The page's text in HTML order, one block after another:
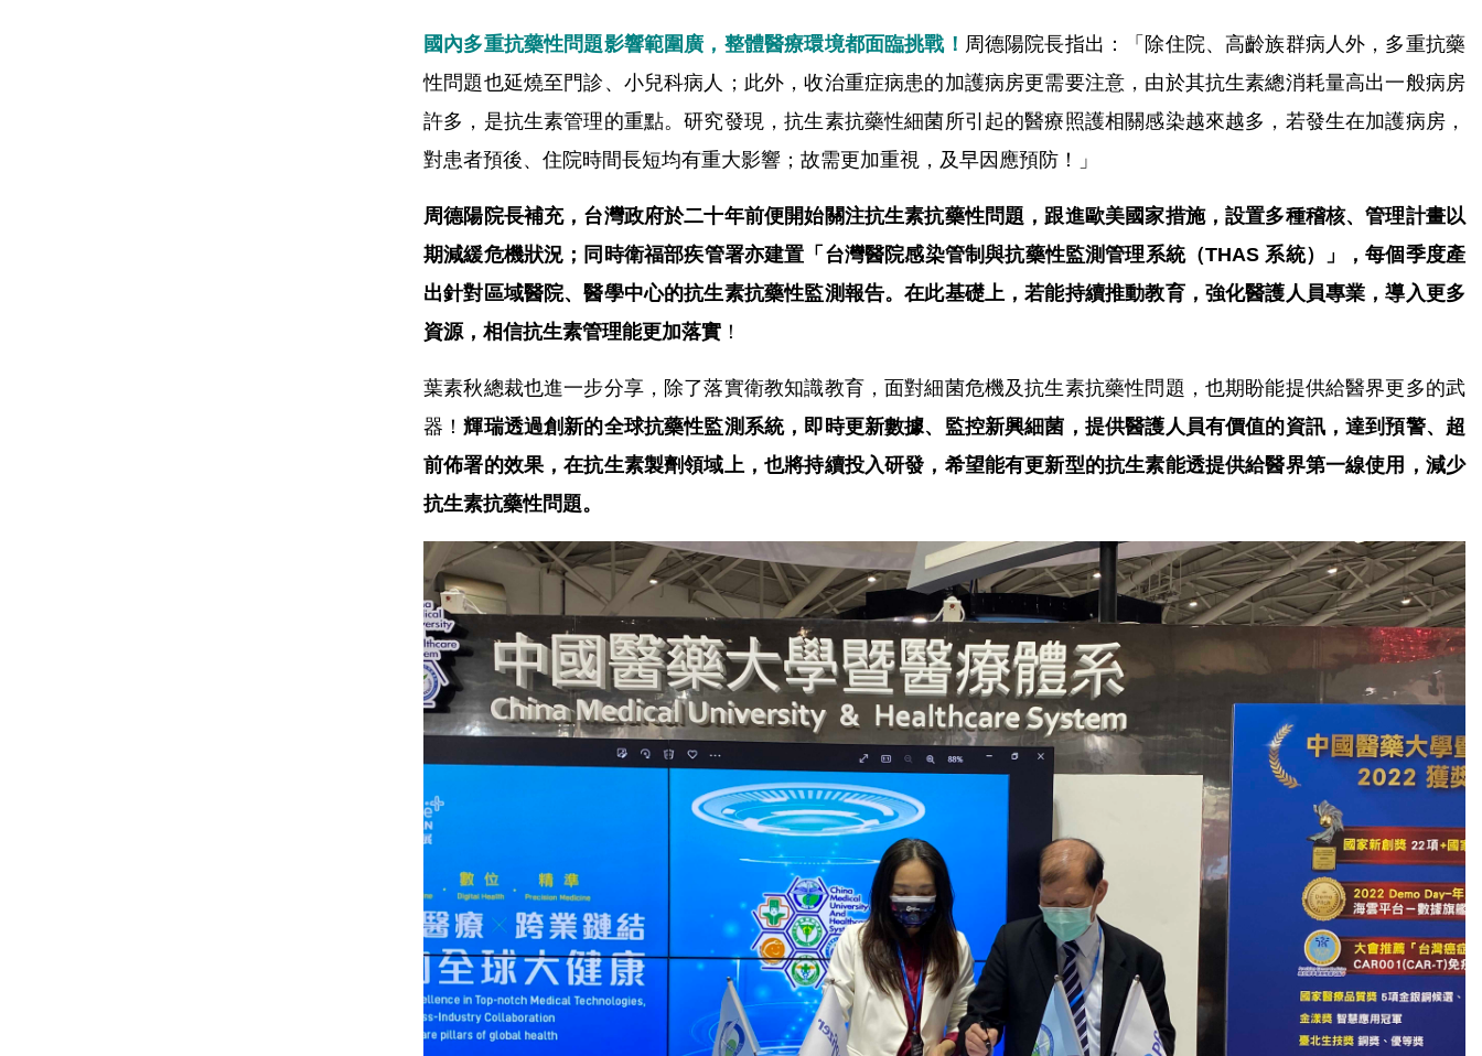
國內多重抗藥性問題影響範圍廣，整體醫療環境都面臨挑戰！ 周德陽院長指出：「除住院、高齡族群病人外，多重抗藥
性問題也延燒至門診、小兒科病人；此外，收治重症病患的加護病房更需要注意，由於其抗生素總消耗量高出一般病房
許多，是抗生素管理的重點。研究發現，抗生素抗藥性細菌所引起的醫療照護相關感染越來越多，若發生在加護病房，
對患者預後、住院時間長短均有重大影響；故需更加重視，及早因應預防！」
周德陽院長補充，台灣政府於二十年前便開始關注抗生素抗藥性問題，跟進歐美國家措施，設置多種稽核、管理計畫以
期減緩危機狀況；同時衛福部疾管署亦建置「台灣醫院感染管制與抗藥性監測管理系統（THAS 系統）」，每個季度產
出針對區域醫院、醫學中心的抗生素抗藥性監測報告。在此基礎上，若能持續推動教育，強化醫護人員專業，導入更多
資源，相信抗生素管理能更加落實 ！
葉素秋總裁也進一步分享，除了落實衛教知識教育，面對細菌危機及抗生素抗藥性問題，也期盼能提供給醫界更多的武
器！輝瑞透過創新的全球抗藥性監測系統，即時更新數據、監控新興細菌，提供醫護人員有價值的資訊，達到預警、超
前佈署的效果，在抗生素製劑領域上，也將持續投入研發，希望能有更新型的抗生素能透提供給醫界第一線使用，減少
抗生素抗藥性問題。